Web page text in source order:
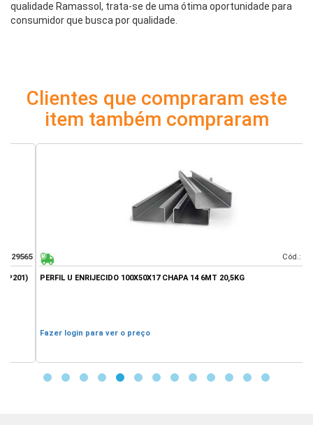
qualidade Ramassol, trata-se de uma ótima oportunidade para
consumidor que busca por qualidade.
Clientes que compraram este
item também compraram
21849
PERFIL U ENRIJECIDO 100X50X17 CHAPA 14 6MT 20,5KG
Fazer login para ver o preço